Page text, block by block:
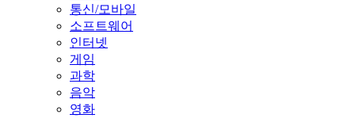
통신/모바일
소프트웨어
인터넷
게임
과학
음악
영화